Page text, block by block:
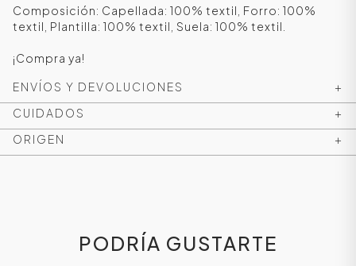
Composición: Capellada: 100% textil, Forro: 100%
textil, Plantilla: 100% textil, Suela: 100% textil.
¡Compra ya!
ENVÍOS Y DEVOLUCIONES
+
CUIDADOS
+
ORIGEN
+
PODRÍA GUSTARTE